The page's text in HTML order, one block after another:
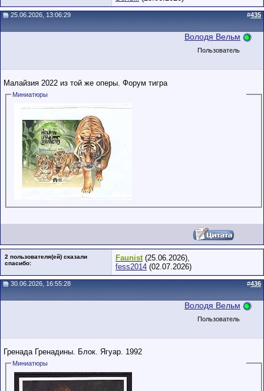
25.06.2026, 13:06:29 #435
Володя Вельм
Пользователь
Малайзия 2022 из той же оперы. Форум тигра
Миниатюры
2 пользователя(ей) сказали
cпасибо:
Faunist(25.06.2026),
fess2014 (02.07.2026)
30.06.2026, 16:55:28 #436
Володя Вельм
Пользователь
Гренада Гренадины. Блок. Ягуар. 1992
Миниатюры